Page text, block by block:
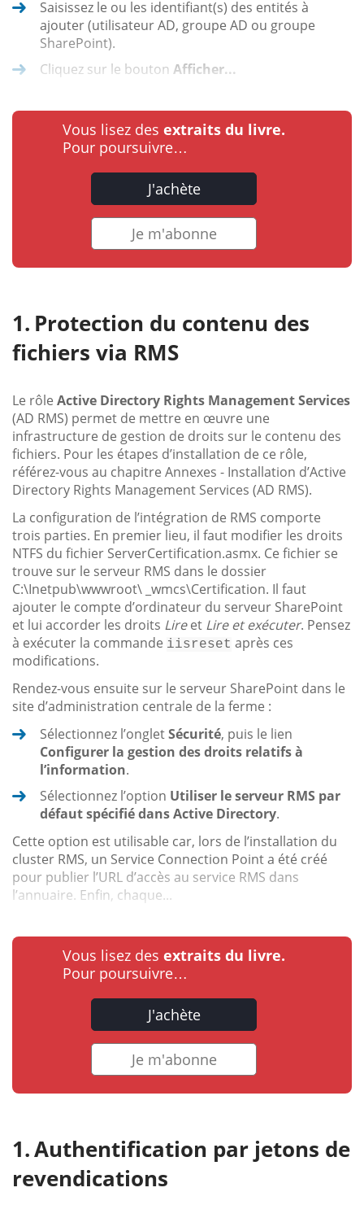
Saisissez le ou les identifiant(s) des entités à
ajouter (utilisateur AD, groupe AD ou groupe
SharePoint).
Cliquez sur le bouton Afficher...
Vous lisez des extraits du livre.
Pour poursuivre…
J'achète
Je m'abonne
Protection du contenu des
fichiers via RMS
Le rôle Active Directory Rights Management Services
(AD RMS) permet de mettre en œuvre une
infrastructure de gestion de droits sur le contenu des
fichiers. Pour les étapes d’installation de ce rôle,
référez-vous au chapitre Annexes - Installation d’Active
Directory Rights Management Services (AD RMS).
La configuration de l’intégration de RMS comporte
trois parties. En premier lieu, il faut modifier les droits
NTFS du fichier ServerCertification.asmx. Ce fichier se
trouve sur le serveur RMS dans le dossier
C:\Inetpub\wwwroot\ _wmcs\Certification. Il faut
ajouter le compte d’ordinateur du serveur SharePoint
et lui accorder les droits Lireet Lire et exécuter. Pensez
à exécuter la commande iisreset après ces
modifications.
Rendez-vous ensuite sur le serveur SharePoint dans le
site d’administration centrale de la ferme :
Sélectionnez l’ongletSécurité, puis le lien
Configurer la gestion des droits relatifs à
l’information.
Sélectionnez l’option Utiliser le serveur RMS par
défaut spécifié dans Active Directory.
Cette option est utilisable car, lors de l’installation du
cluster RMS, un Service Connection Point a été créé
pour publier l’URL d’accès au service RMS dans
l’annuaire. Enfin, chaque...
Vous lisez des extraits du livre.
Pour poursuivre…
J'achète
Je m'abonne
Authentification par jetons de
revendications